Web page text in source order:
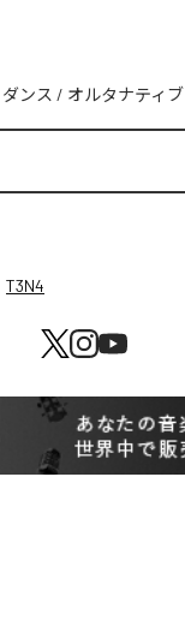
ダンス / オルタナティブ
T3N4